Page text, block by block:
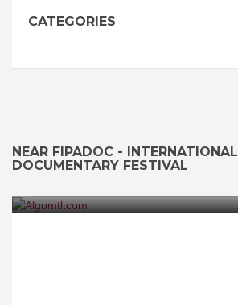
CATEGORIES
NEAR FIPADOC - INTERNATIONAL
DOCUMENTARY FESTIVAL